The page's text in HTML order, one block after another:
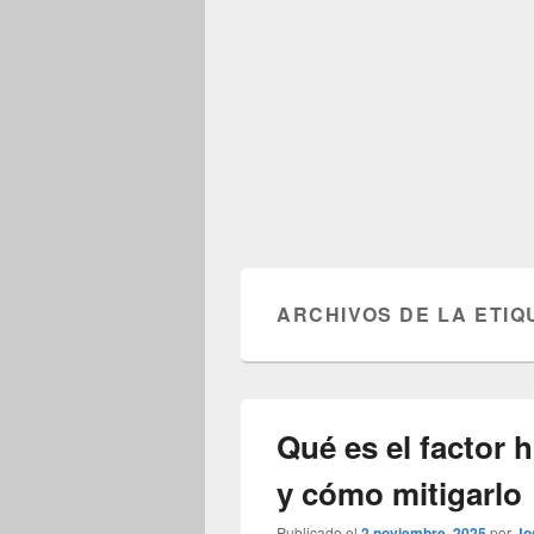
ARCHIVOS DE LA
Qué es el factor
y cómo mitigarlo